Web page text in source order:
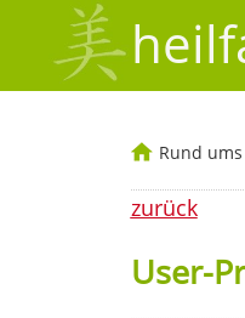
Rund
zurück
User-